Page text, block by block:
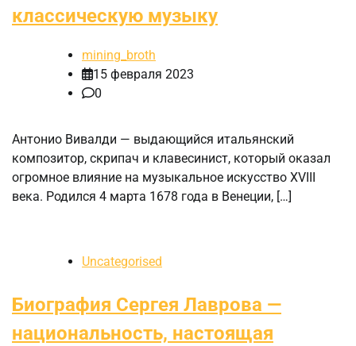
классическую музыку
mining_broth
15 февраля 2023
0
Антонио Вивалди — выдающийся итальянский
композитор, скрипач и клавесинист, который оказал
огромное влияние на музыкальное искусство XVIII
века. Родился 4 марта 1678 года в Венеции, […]
Uncategorised
Биография Сергея Лаврова —
национальность, настоящая